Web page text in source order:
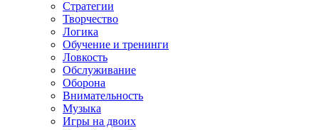
Стратегии
Творчество
Логика
Обучение и тренинги
Ловкость
Обслуживание
Оборона
Внимательность
Музыка
Игры на двоих